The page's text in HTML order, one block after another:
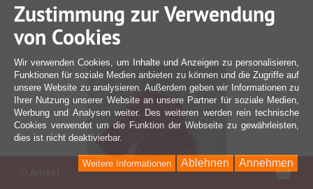
Zustimmung zur Verwendung
von Cookies
Wir verwenden Cookies, um Inhalte und Anzeigen zu personalisieren,
Funktionen für soziale Medien anbieten zu können und die Zugriffe auf
unsere Website zu analysieren. Außerdem geben wir Informationen zu
Ihrer Nutzung unserer Website an unsere Partner für soziale Medien,
Werbung und Analysen weiter. Des weiteren werden rein technische
Cookies verwendet um die Funktion der Webseite zu gewährleisten,
dies ist nicht deaktivierbar.
Annehmen
Ablehnen
Weitere Informationen